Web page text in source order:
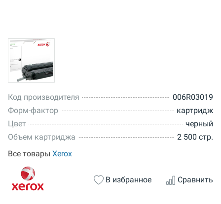
Код производителя
006R03019
Форм-фактор
картридж
Цвет
черный
Объем картриджа
2 500 стр.
Все товары Xerox
В избранное Сравнить